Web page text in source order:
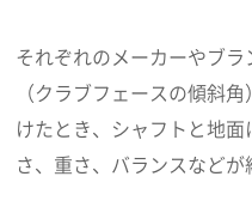
それぞれのメーカーやブ
（クラブフェースの傾斜
けたとき、シャフトと地
さ、重さ、バランスなどが